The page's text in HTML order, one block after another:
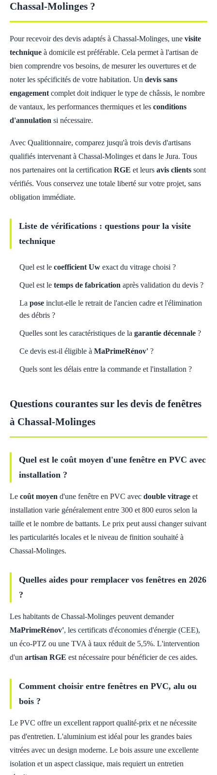
Chassal-Molinges ?
Pour recevoir des devis adaptés à Chassal-Molinges, une visite
technique à domicile est préférable. Cela permet à l'artisan de
bien comprendre vos besoins, de mesurer les ouvertures et de
noter les spécificités de votre habitation. Un devis sans
engagement complet doit indiquer le type de châssis, le nombre
de vantaux, les performances thermiques et les conditions
d'annulation si nécessaire.
Avec Qualitionnaire, comparez jusqu'à trois devis d'artisans
qualifiés intervenant à Chassal-Molinges et dans le Jura. Tous
nos partenaires ont la certification RGE et leurs avis clients sont
vérifiés. Vous conservez une totale liberté sur votre projet, sans
obligation immédiate.
Liste de vérifications : questions pour la visite
technique
Quel est le coefficient Uw exact du vitrage choisi ?
Quel est le temps de fabrication après validation du devis ?
La pose inclut-elle le retrait de l'ancien cadre et l'élimination
des débris ?
Quelles sont les caractéristiques de la garantie décennale ?
Ce devis est-il éligible à MaPrimeRénov' ?
Quels sont les délais entre la commande et l'installation ?
Questions courantes sur les devis de fenêtres
à Chassal-Molinges
Quel est le coût moyen d'une fenêtre en PVC avec
installation ?
Le coût moyen d'une fenêtre en PVC avec double vitrage et
installation varie généralement entre 300 et 800 euros selon la
taille et le nombre de battants. Le prix peut aussi changer suivant
les particularités locales et le niveau de finition souhaité à
Chassal-Molinges.
Quelles aides pour remplacer vos fenêtres en 2026
?
Les habitants de Chassal-Molinges peuvent demander
MaPrimeRénov', les certificats d'économies d'énergie (CEE),
un éco-PTZ ou une TVA à taux réduit de 5,5%. L'intervention
d'un artisan RGE est nécessaire pour bénéficier de ces aides.
Comment choisir entre fenêtres en PVC, alu ou
bois ?
Le PVC offre un excellent rapport qualité-prix et ne nécessite
pas d'entretien. L'aluminium est idéal pour les grandes baies
vitrées avec un design moderne. Le bois assure une excellente
isolation et un aspect classique, mais requiert un entretien